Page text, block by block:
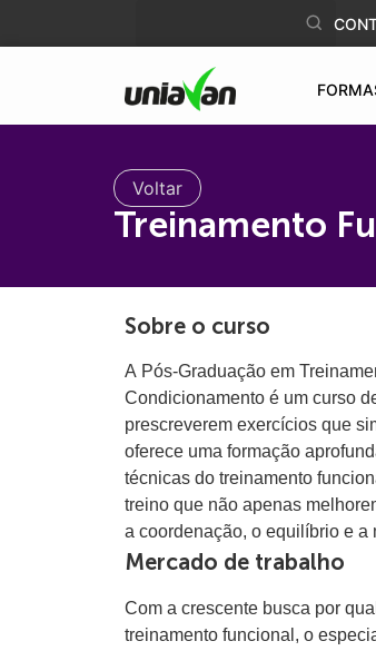
Voltar
Treinamento
Sobre o curso
A Pós-Graduação em
Condicionamento é um curso
prescreverem exercícios que
oferece uma formação
técnicas do treinamento
treino que não apenas
a coordenação, o equilíbrio e a
Mercado de trabalho
Com a crescente busca por
treinamento funcional, o